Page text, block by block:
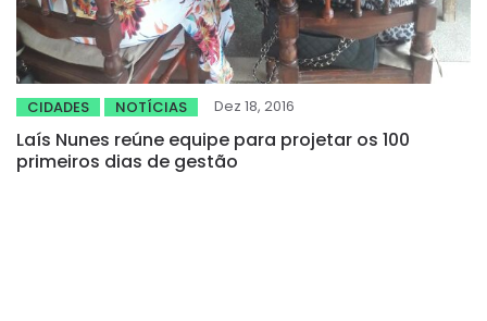
CIDADES NOTÍCIAS Dez 18, 2016
Laís Nunes reúne equipe para projetar os 100
primeiros dias de gestão